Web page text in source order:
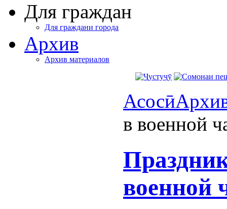
Для граждан
Для граждани города
Архив
Архив материалов
Асосӣ
в военной
военной